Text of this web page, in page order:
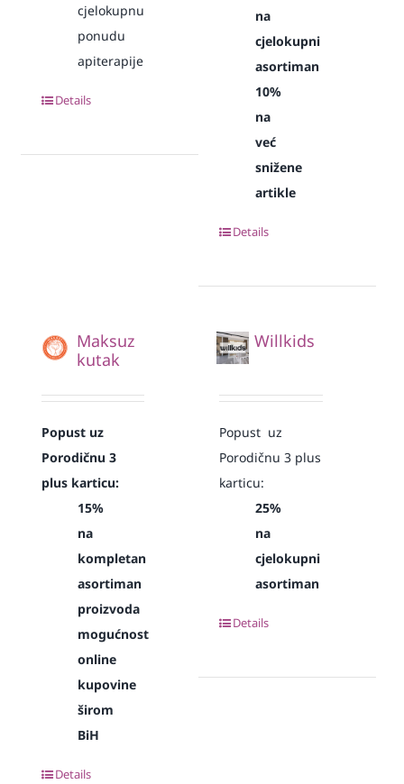
cjelokupnu
ponudu
apiterapije
Details
na
cjelokupni
asortiman
10%
na
već
snižene
artikle
Details
Maksuz
kutak
Popust uz
Porodičnu 3
plus karticu:
15%
na
kompletan
asortiman
proizvoda
mogućnost
online
kupovine
širom
BiH
Details
Willkids
Popust uz
Porodičnu 3 plus
karticu:
25%
na
cjelokupni
asortiman
Details